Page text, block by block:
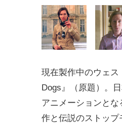
現在製作中のウェ
Dogs』（原題）。
アニメーションと
作と伝説のストッ